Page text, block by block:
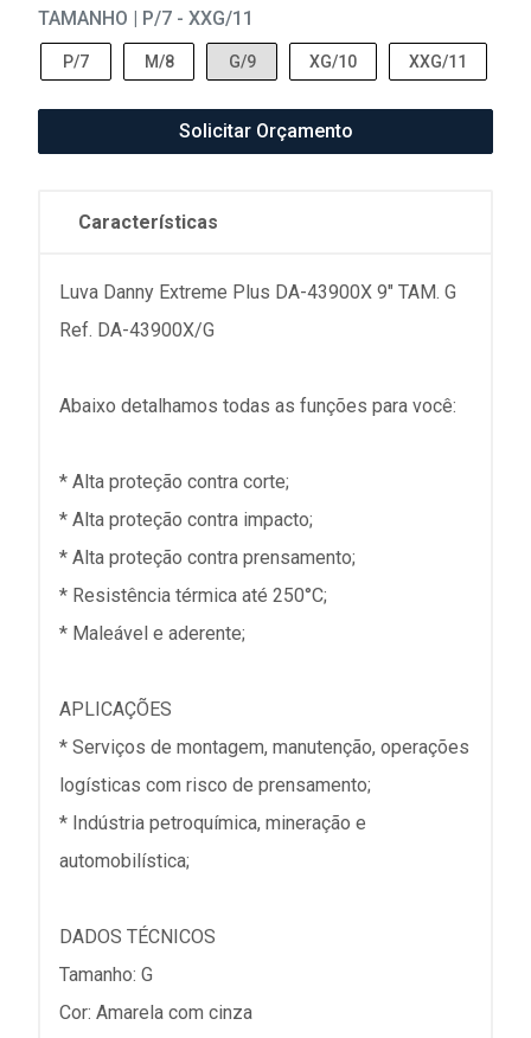
TAMANHO | P/7 - XXG/11
P/7 M/8 G/9 XG/10 XXG/11
Solicitar Orçamento
Características
Luva Danny Extreme Plus DA-43900X 9" TAM. G
Ref. DA-43900X/G
Abaixo detalhamos todas as funções para você:
* Alta proteção contra corte;
* Alta proteção contra impacto;
* Alta proteção contra prensamento;
* Resistência térmica até 250°C;
* Maleável e aderente;
APLICAÇÕES
* Serviços de montagem, manutenção, operações
logísticas com risco de prensamento;
* Indústria petroquímica, mineração e
automobilística;
DADOS TÉCNICOS
Tamanho: G
Cor: Amarela com cinza